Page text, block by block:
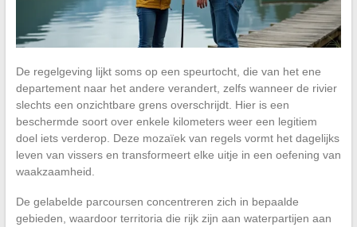
De regelgeving lijkt soms op een speurtocht, die van het ene
departement naar het andere verandert, zelfs wanneer de rivier
slechts een onzichtbare grens overschrijdt. Hier is een
beschermde soort over enkele kilometers weer een legitiem
doel iets verderop. Deze mozaïek van regels vormt het dagelijks
leven van vissers en transformeert elke uitje in een oefening van
waakzaamheid.
De gelabelde parcoursen concentreren zich in bepaalde
gebieden, waardoor territoria die rijk zijn aan waterpartijen aan